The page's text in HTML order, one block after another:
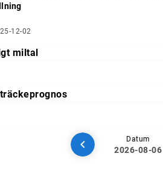
12-02
miltal
Datum
2026-08-06